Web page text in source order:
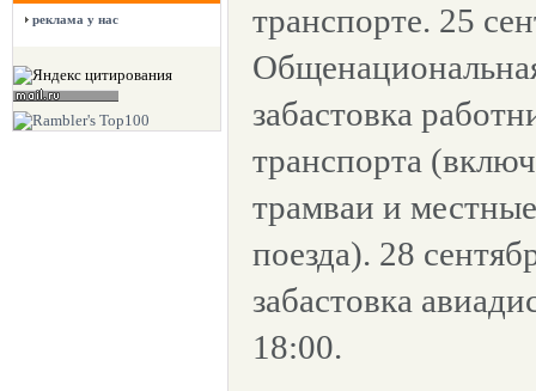
реклама у нас
транспорте. 25
забастовка
транспорта
трамваи и
поезда). 28
забастовка
18:00.